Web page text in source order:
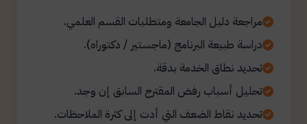
مراجعة دليل الجامعة ومتطلبات القسم العلمي.
دراسة طبيعة البرنامج (ماجستير / دكتوراه).
تحديد نطاق الخدمة بدقة.
تحليل أسباب رفض المقترح السابق إن وجد.
تحديد نقاط الضعف التي أدت إلى كثرة الملاحظات.